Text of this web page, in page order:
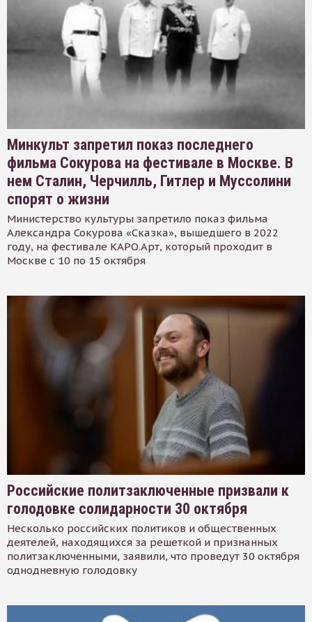
Минкульт запретил показ последнего
фильма Сокурова на фестивале в Москве. В
нем Сталин, Черчилль, Гитлер и Муссолини
спорят о жизни
Министерство культуры запретило показ фильма
Александра Сокурова «Сказка», вышедшего в 2022
году, на фестивале КАРО.Арт, который проходит в
Москве с 10 по 15 октября
Российские политзаключенные призвали к
голодовке солидарности 30 октября
Несколько российских политиков и общественных
деятелей, находящихся за решеткой и признанных
политзаключенными, заявили, что проведут 30 октября
однодневную голодовку